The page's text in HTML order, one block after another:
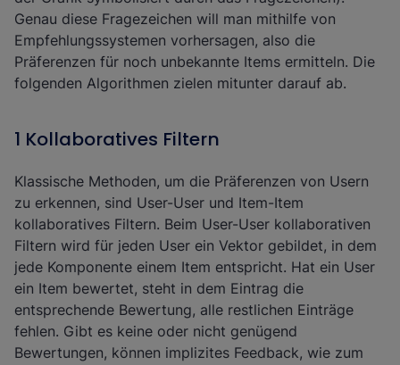
Genau diese Fragezeichen will man mithilfe von
Empfehlungssystemen vorhersagen, also die
Präferenzen für noch unbekannte Items ermitteln. Die
folgenden Algorithmen zielen mitunter darauf ab.
1 Kollaboratives Filtern
Klassische Methoden, um die Präferenzen von Usern
zu erkennen, sind User-User und Item-Item
kollaboratives Filtern. Beim User-User kollaborativen
Filtern wird für jeden User ein Vektor gebildet, in dem
jede Komponente einem Item entspricht. Hat ein User
ein Item bewertet, steht in dem Eintrag die
entsprechende Bewertung, alle restlichen Einträge
fehlen. Gibt es keine oder nicht genügend
Bewertungen, können implizites Feedback, wie zum